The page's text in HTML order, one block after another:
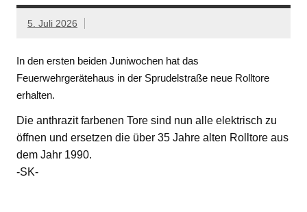
5. Juli 2026
In den ersten beiden Juniwochen hat das
Feuerwehrgerätehaus in der Sprudelstraße neue Rolltore
erhalten.
Die anthrazit farbenen Tore sind nun alle elektrisch zu
öffnen und ersetzen die über 35 Jahre alten Rolltore aus
dem Jahr 1990.
-SK-